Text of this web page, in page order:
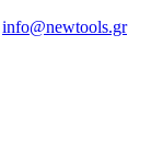
info@newtools.gr